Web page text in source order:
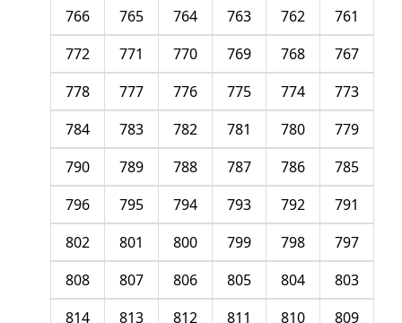
761
762
763
764
765
766
767
768
769
770
771
772
773
774
775
776
777
778
779
780
781
782
783
784
785
786
787
788
789
790
791
792
793
794
795
796
797
798
799
800
801
802
803
804
805
806
807
808
809
810
811
812
813
814